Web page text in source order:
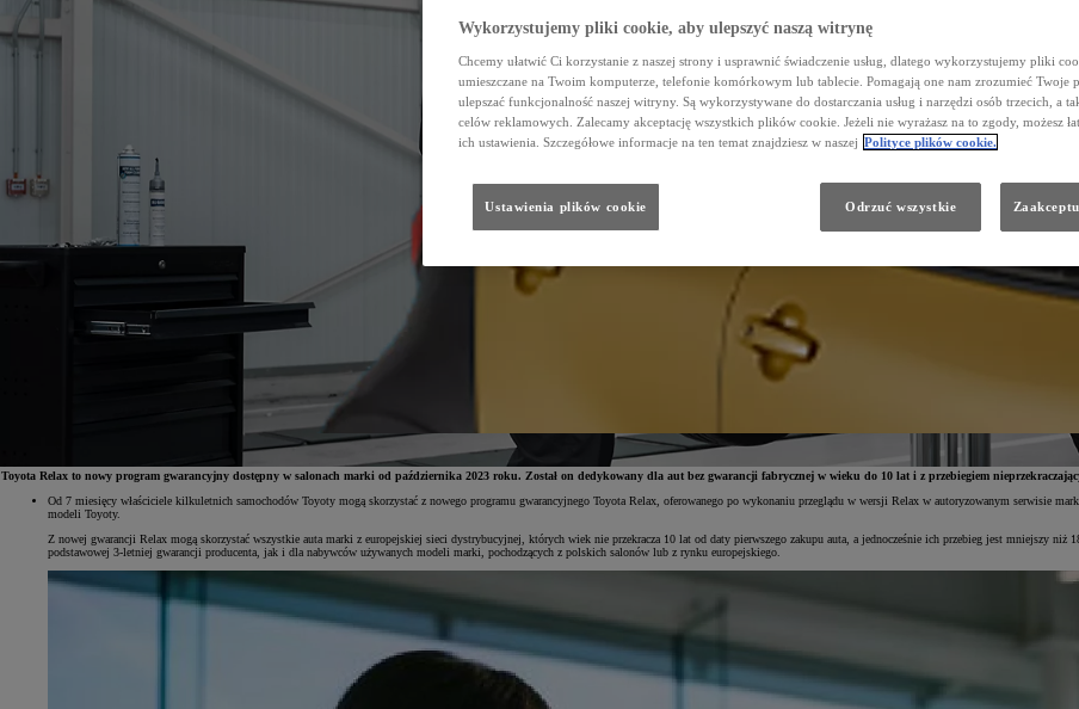
Toyota Relax to nowy program gwarancyjny dostępny w salonach marki od października 2023 roku. Został on dedykowany dla aut bez gwarancji fabrycznej w wieku do 10 lat i z przebiegiem
Od 7 miesięcy właściciele kilkuletnich samochodów Toyoty mogą skorzystać z nowego programu gwarancyjnego Toyota Relax, oferowanego po wykonaniu przeglądu w wersji Relax w autoryzowanym serwisie
modeli Toyoty.
Z nowej gwarancji Relax mogą skorzystać wszystkie auta marki z europejskiej sieci dystrybucyjnej, których wiek nie przekracza 10 lat od daty pierwszego zakupu auta, a jednocześnie ich przebieg jest mniejszy niż
podstawowej 3-letniej gwarancji producenta, jak i dla nabywców używanych modeli marki, pochodzących z polskich salonów lub z rynku europejskiego.
Wykorzystujemy pliki cookie, aby ulepszyć naszą witrynę
Chcemy ułatwić Ci korzystanie z naszej strony i usprawnić świadczenie usług, dlatego wykorzystujemy pliki
umieszczane na Twoim komputerze, telefonie komórkowym lub tablecie. Pomagają one nam zrozumieć Twoje
ulepszać funkcjonalność naszej witryny. Są wykorzystywane do dostarczania usług i narzędzi osób trzecich, a
celów reklamowych. Zalecamy akceptację wszystkich plików cookie. Jeżeli nie wyrażasz na to zgody, możesz
ich ustawienia. Szczegółowe informacje na ten temat znajdziesz w naszej Polityce plików cookie.
Odrzuć wszystkie
Ustawienia plików cookie